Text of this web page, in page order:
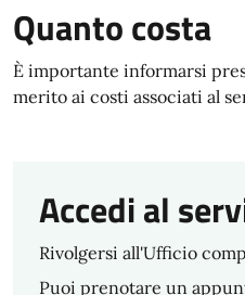
Quanto costa
È importante informarsi
merito ai costi associati al
Accedi al
Rivolgersi all'Ufficio
Puoi prenotare un